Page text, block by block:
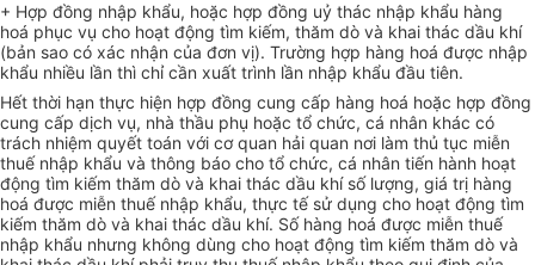
+ Hợp đồng nhập khẩu, hoặc hợp đồng uỷ thác nhập khẩu hàng
hoá phục vụ cho hoạt động tìm kiếm, thăm dò và khai thác dầu khí
(bản sao có xác nhận của đơn vị). Trường hợp hàng hoá được nhập
khẩu nhiều lần thì chỉ cần xuất trình lần nhập khẩu đầu tiên.
Hết thời hạn thực hiện hợp đồng cung cấp hàng hoá hoặc hợp đồng
cung cấp dịch vụ, nhà thầu phụ hoặc tổ chức, cá nhân khác có
trách nhiệm quyết toán với cơ quan hải quan nơi làm thủ tục miễn
thuế nhập khẩu và thông báo cho tổ chức, cá nhân tiến hành hoạt
động tìm kiếm thăm dò và khai thác dầu khí số lượng, giá trị hàng
hoá được miễn thuế nhập khẩu, thực tế sử dụng cho hoạt động tìm
kiếm thăm dò và khai thác dầu khí. Số hàng hoá được miễn thuế
nhập khẩu nhưng không dùng cho hoạt động tìm kiếm thăm dò và